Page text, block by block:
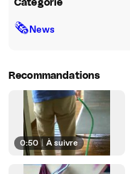
Catégorie
🗞News
Recommandations
0:50 | À suivre